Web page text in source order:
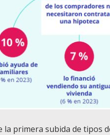
la primera subida de tipos